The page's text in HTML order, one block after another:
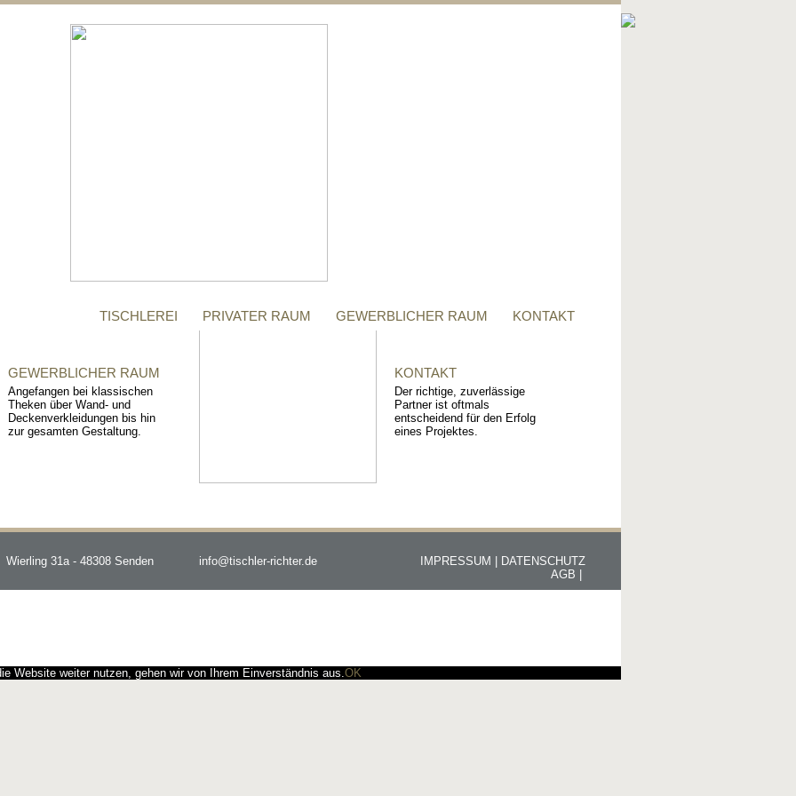
TISCHLEREI PRIVATER RAUM GEWERBLICHER RAUM KONTAKT
GEWERBLICHER RAUM
Angefangen bei klassischen
Theken über Wand- und
Deckenverkleidungen bis hin
zur gesamten Gestaltung.
KONTAKT
Der richtige, zuverlässige
Partner ist oftmals
entscheidend für den Erfolg
eines Projektes.
Wierling 31a - 48308 Senden info@tischler-richter.de DATENSCHUTZ
IMPRESSUM |
AGB |
Website weiter nutzen, gehen wir von Ihrem Einverständnis aus.OK